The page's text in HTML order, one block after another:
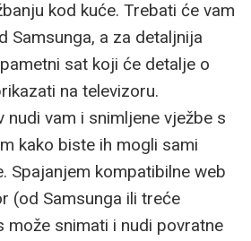
kod kuće. Trebati će vam
Samsunga, a za detaljnija
sat koji će detalje o
na televizoru.
nudi vam i snimljene vježbe s
kako biste ih mogli sami
Spajanjem kompatibilne web
(od Samsunga ili treće
može snimati i nudi povratne